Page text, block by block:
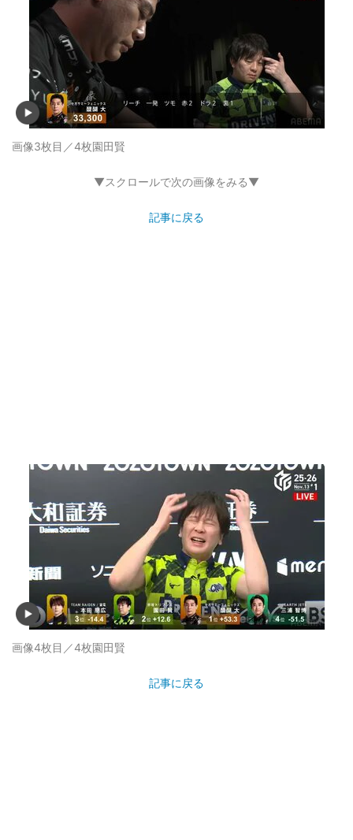
画像3枚目／4枚園田賢
▼スクロールで次の画像をみる▼
記事に戻る
画像4枚目／4枚園田賢
記事に戻る